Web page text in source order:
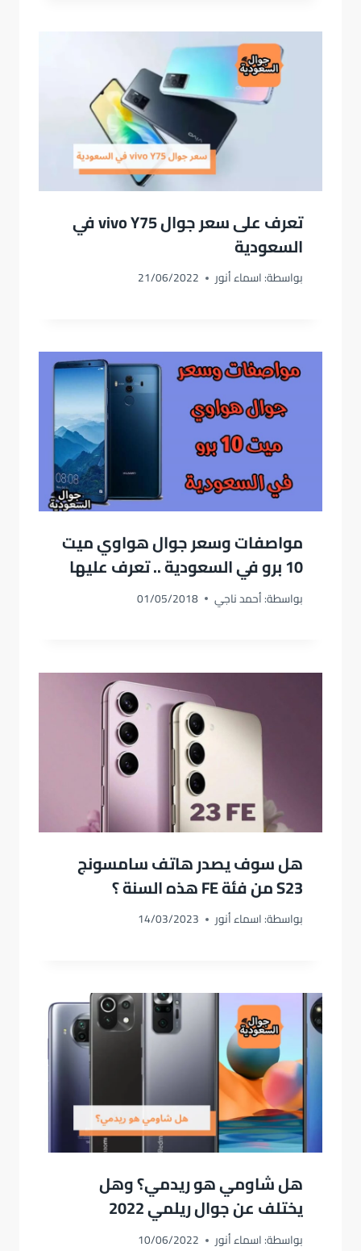
تعرف على سعر جوال vivo Y75 في
السعودية
بواسطة:اسماء أنور 21/06/2022
مواصفات وسعر جوال هواوي ميت
10 برو في السعودية .. تعرف عليها
بواسطة:أحمد ناجي 01/05/2018
هل سوف يصدر هاتف سامسونج
S23 من فئة FE هذه السنة ؟
بواسطة:اسماء أنور 14/03/2023
هل شاومي هو ريدمي؟ وهل
يختلف عن جوال ريلمي 2022
بواسطة:اسماء أنور 10/06/2022